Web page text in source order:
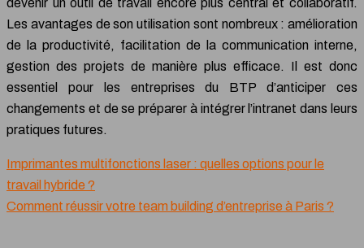
devenir un outil de travail encore plus central et collaboratif.
Les avantages de son utilisation sont nombreux : amélioration
de la productivité, facilitation de la communication interne,
gestion des projets de manière plus efficace. Il est donc
essentiel pour les entreprises du BTP d’anticiper ces
changements et de se préparer à intégrer l’intranet dans leurs
pratiques futures.
Imprimantes multifonctions laser : quelles options pour le
travail hybride ?
Comment réussir votre team building d’entreprise à Paris ?